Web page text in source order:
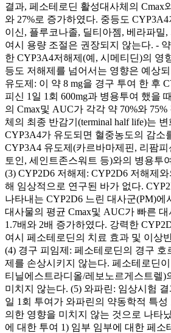
결과, 페소테로딘 활성대사체의 Cmax
와 27%로 증가하였다. 중등도
이신, 플루코나졸, 딜티아젬, 베라파밀
여시 용량 조절은 권장되지 않는다. -
한 CYP3A4저해제(예, 시메티딘)의 영
등도 저해제를 넘어서는 영향은 예상
유도제: 이 약 8 mg을 경구 투여 한 후
피신 1일 1회 600mg과 병용투여 했을
의 Cmax및 AUC가 각각 약 70%와
체의 최종 반감기(terminal half life)는
CYP3A4가 유도되면 혈중농도의 감소
CYP3A4 유도제(카르바마제핀, 리팜피
토인, 세인트존스워트 등)와의 병용투
(3) CYP2D6 저해제: CYP2D6 저해제
해 임상적으로 연구된 바가 없다.
나타내는 CYP2D6 느린 대사군(PM)에
대사물의 평균 Cmax및 AUC가 빠른
1.7배와 2배 증가하였다. 강력한
여시 페소테로딘의 치료 효과 및 이상
(4) 경구 피임제: 페소테로딘의 경구 호
제를 손상시키지 않는다. 페소테로딘
티닐에스트라디올/레보노르게스트렐)
미치지 않는다. (5) 와파린: 임상시험 결
일 1회 투여가 와파린의 약동학적 특
의한 영향을 미치지 않는 것으로 나타
에 대한 투여 1) 임부 임부에 대한 페소